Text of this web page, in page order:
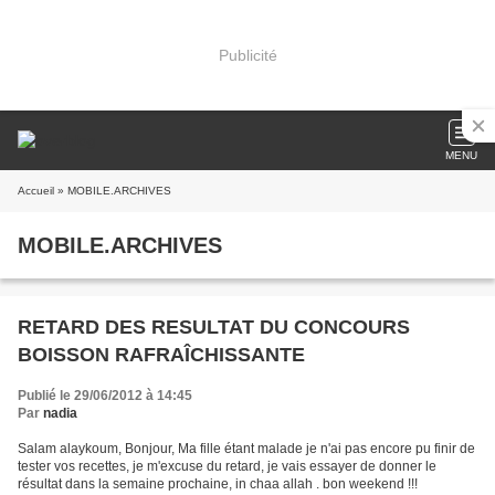
Publicité
MENU
Accueil » MOBILE.ARCHIVES
MOBILE.ARCHIVES
RETARD DES RESULTAT DU CONCOURS
BOISSON RAFRAÎCHISSANTE
Publié le 29/06/2012 à 14:45
Par nadia
Salam alaykoum, Bonjour, Ma fille étant malade je n'ai pas encore pu finir de
tester vos recettes, je m'excuse du retard, je vais essayer de donner le
résultat dans la semaine prochaine, in chaa allah . bon weekend !!!